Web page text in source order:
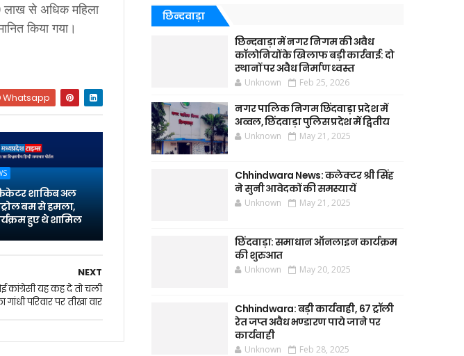
लाख से अधिक महिला
किया गया।
Whatsapp
शाकिब अल
बम से हमला,
हुए थे शामिल
NEXT
कांग्रेसी यह कह दे तो चली
परिवार पर तीखा वार
छिन्दवाड़ा
छिन्दवाड़ा में नगर निगम की अवैध
कॉलोनियों के खिलाफ बड़ी कार्रवाई: दो
स्थानों पर अवैध निर्माण ध्वस्त
Unknown Feb 25, 2026
नगर पालिक निगम छिंदवाड़ा प्रदेश में
अव्वल, छिंदवाड़ा पुलिस प्रदेश में द्वितीय
Unknown May 21, 2025
Chhindwara News: कलेक्टर श्री सिंह
ने सुनी आवेदकों की समस्यायें
Unknown May 21, 2025
छिंदवाड़ा: समाधान ऑनलाइन कार्यक्रम
की शुरुआत
Unknown May 20, 2025
Chhindwara: बड़ी कार्यवाही, 67 ट्रॉली
रेत जप्त अवैध भण्डारण पाये जाने पर
कार्यवाही
Unknown Feb 28, 2025